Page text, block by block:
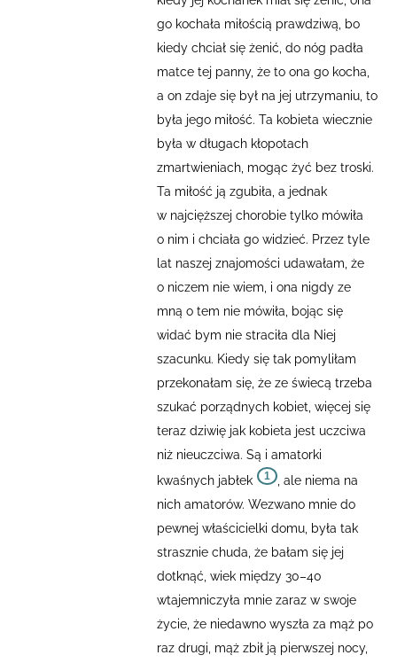
go kochała miłością prawdziwą, bo
kiedy chciał się żenić, do nóg padła
matce tej panny, że to ona go kocha,
a on zdaje się był na jej utrzymaniu, to
była jego miłość. Ta kobieta wiecznie
była w długach kłopotach
zmartwieniach, mogąc żyć bez troski.
Ta miłość ją zgubiła, a jednak
w najcięższej chorobie tylko mówiła
o nim i chciała go widzieć. Przez tyle
lat naszej znajomości udawałam, że
o niczem nie wiem, i ona nigdy ze
mną o tem nie mówiła, bojąc się
widać bym nie straciła dla Niej
szacunku. Kiedy się tak pomyliłam
przekonałam się, że ze świecą trzeba
szukać porządnych kobiet, więcej się
teraz dziwię jak kobieta jest uczciwa
niż nieuczciwa. Są i amatorki
kwaśnych jabłek
1
, ale niema na
nich amatorów.Wezwano mnie do
pewnej właścicielki domu, była tak
strasznie chuda, że bałam się jej
dotknąć, wiek między 30–40
wtajemniczyła mnie zaraz w swoje
życie, że niedawno wyszła za mąż po
raz drugi, mąż zbił ją pierwszej nocy,